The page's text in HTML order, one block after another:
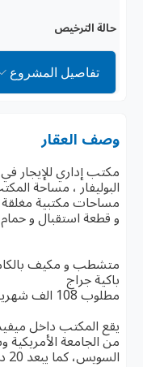
حالة الترخيص
تفاصيل المشروع
وصف العقار
مكتب إداري للإيجار
و قطعة استقبال و
متشطب و مكيف
باكية جراج
مطلوب 108 الف شهريا
يقع المكتب داخل
من الجامعة الأمريكية
السويس، كما يبعد 20 دقيقة فقط عن مطار القاهرة الدولي